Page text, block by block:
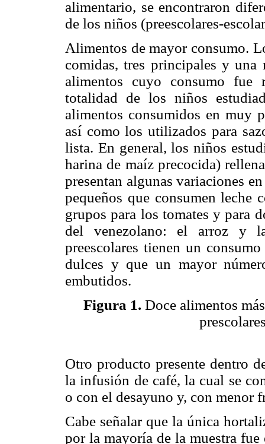
alimentario, se encontraron
de los niños (preescolares-
Alimentos de mayor consumo.
comidas, tres principales y
alimentos cuyo consumo fue
totalidad de los niños
alimentos consumidos en muy
así como los utilizados para
lista. En general, los niños
harina de maíz precocida)
presentan algunas variaciones
pequeños que consumen leche
grupos para los tomates y para
del venezolano: el arroz y
preescolares tienen un
dulces y que un mayor
embutidos.
Figura 1. Doce alimentos
Otro producto presente dentro
la infusión de café, la cual se
o con el desayuno y, con menor
Cabe señalar que la única
por la mayoría de la muestra